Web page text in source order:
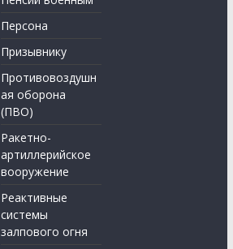
Персона
Призывнику
Противовоздушн
ая оборона
(ПВО)
Ракетно-
артиллерийское
вооружение
Реактивные
системы
залпового огня